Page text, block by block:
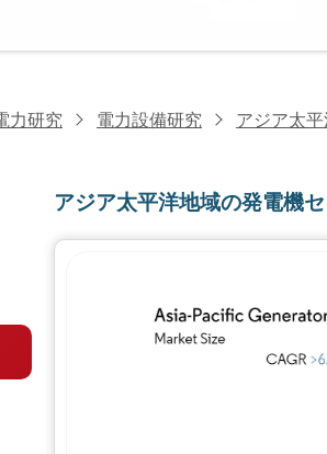
力研究 電力設備研究 アジア太
アジア太平洋地域の発電機